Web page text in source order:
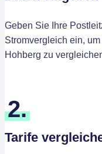
Geben Sie Ihre
Stromvergleich ein,
Hohberg zu
2.
Tarife